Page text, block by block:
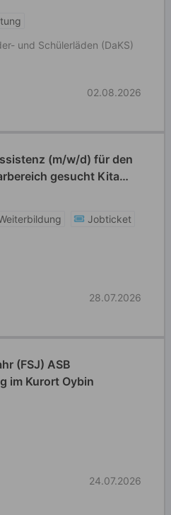
und Schülerläden (DaKS)
02.08.2026
(m/w/d) für den
gesucht Kita
Jobticket
28.07.2026
(FSJ) ASB
im Kurort Oybin
24.07.2026